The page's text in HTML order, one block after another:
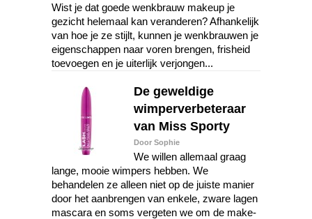
Wist je dat goede wenkbrauw makeup je
gezicht helemaal kan veranderen? Afhankelijk
van hoe je ze stijlt, kunnen je wenkbrauwen je
eigenschappen naar voren brengen, frisheid
toevoegen en je uiterlijk verjongen...
De geweldige
wimperverbeteraar
van Miss Sporty
Door Sophie
We willen allemaal graag
lange, mooie wimpers hebben. We
behandelen ze alleen niet op de juiste manier
door het aanbrengen van enkele, zware lagen
mascara en soms vergeten we om de make-